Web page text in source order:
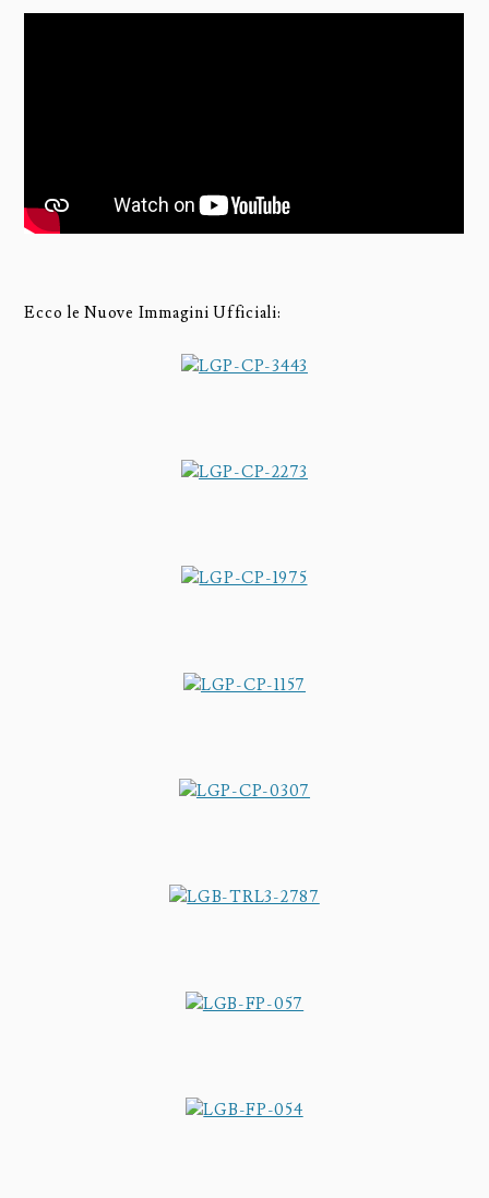
Ecco le Nuove Immagini Ufficiali: